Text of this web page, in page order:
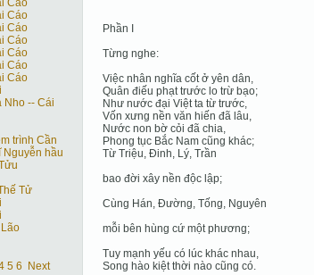
Cáo
Cáo
Cáo
Cáo
Cáo
Cáo
Cáo
Nho -- Cái
trình Cần
Nguyễn hầu
Tử
5 6 Next
Phần I
Từng nghe:
Việc nhân nghĩa cốt ở yên dân,
Quân điếu phạt trước lo trừ bạo;
Như nước đại Việt ta từ trước,
Vốn xưng nền văn hiến đã lâu,
Nước non bờ cỏi đã chia,
Phong tục Bắc Nam cũng khác;
Từ Triệu, Đinh, Lý, Trần
bao đời xây nền độc lập;
Cùng Hán, Đường, Tống, Nguyên
mỗi bên hùng cứ một phương;
Tuy mạnh yếu có lúc khác nhau,
Song hào kiệt thời nào cũng có.